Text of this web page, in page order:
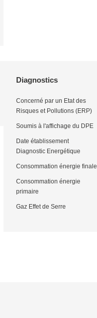
Diagnostics
Concerné par un Etat des
Risques et Pollutions (ERP)
Soumis à l'affichage du DPE
Date établissement
Diagnostic Energétique
Consommation énergie finale
Consommation énergie
primaire
Gaz Effet de Serre